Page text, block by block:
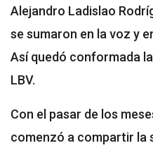
Alejandro Ladislao
se sumaron en la voz y
Así quedó conformada
LBV.
Con el pasar de los
comenzó a compartir la